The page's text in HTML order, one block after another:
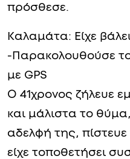
πρόσθεσε.
Καλαμάτα: Είχε
-Παρακολουθούσε
με GPS
Ο 41χρονος ζήλευε
και μάλιστα το
αδελφή της,
είχε τοποθετήσει